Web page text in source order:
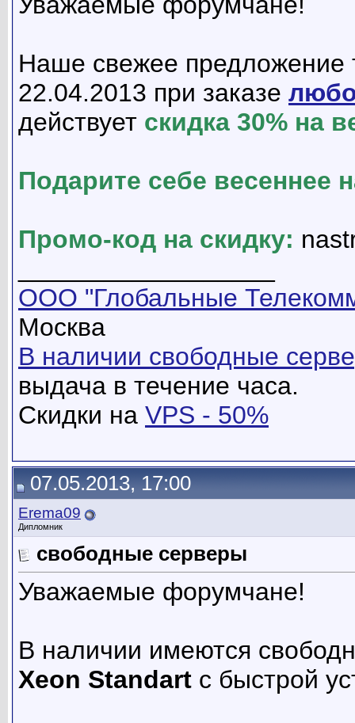
Наше свежее предложение
22.04.2013 при заказе
действует скидка 30% на
Подарите себе весеннее
Промо-код на скидку:
ООО "Глобальные
Москва
В наличии свободные
выдача в течение часа.
Скидки на VPS - 50%
07.05.2013, 17:00
Erema09
Дипломник
свободные серверы
Уважаемые форумчане!
В наличии имеются
Xeon Standart с быстрой